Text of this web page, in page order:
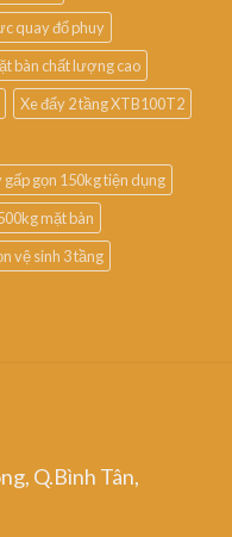
quay đổ phuy
bàn chất lượng cao
Xe đẩy 2 tầng XTB100T2
gấp gọn 150kg tiện dụng
mặt bàn
vệ sinh 3 tầng
Q.Bình Tân,